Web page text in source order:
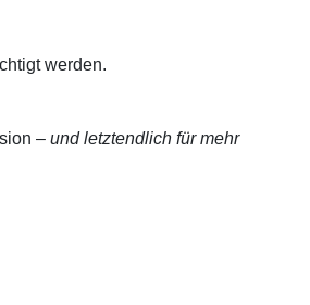
werden.
– und letztendlich für mehr